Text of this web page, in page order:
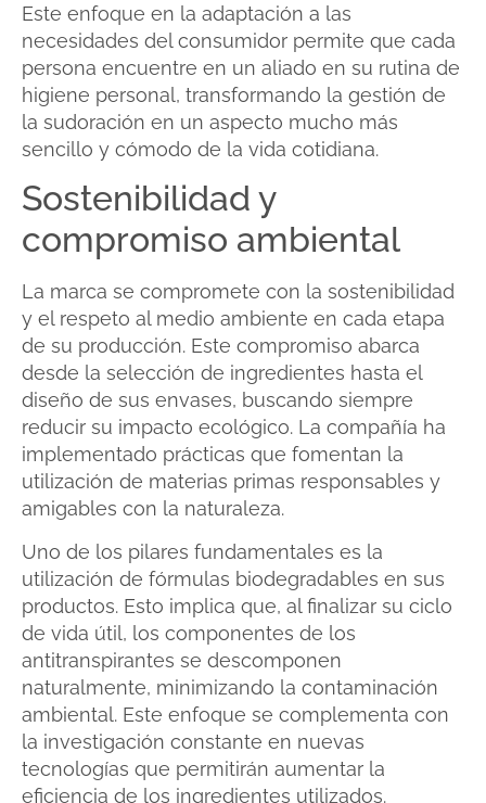
Este enfoque en la adaptación a las
necesidades del consumidor permite que cada
persona encuentre en un aliado en su rutina de
higiene personal, transformando la gestión de
la sudoración en un aspecto mucho más
sencillo y cómodo de la vida cotidiana.
Sostenibilidad y
compromiso ambiental
La marca se compromete con la sostenibilidad
y el respeto al medio ambiente en cada etapa
de su producción. Este compromiso abarca
desde la selección de ingredientes hasta el
diseño de sus envases, buscando siempre
reducir su impacto ecológico. La compañía ha
implementado prácticas que fomentan la
utilización de materias primas responsables y
amigables con la naturaleza.
Uno de los pilares fundamentales es la
utilización de fórmulas biodegradables en sus
productos. Esto implica que, al finalizar su ciclo
de vida útil, los componentes de los
antitranspirantes se descomponen
naturalmente, minimizando la contaminación
ambiental. Este enfoque se complementa con
la investigación constante en nuevas
tecnologías que permitirán aumentar la
eficiencia de los ingredientes utilizados.